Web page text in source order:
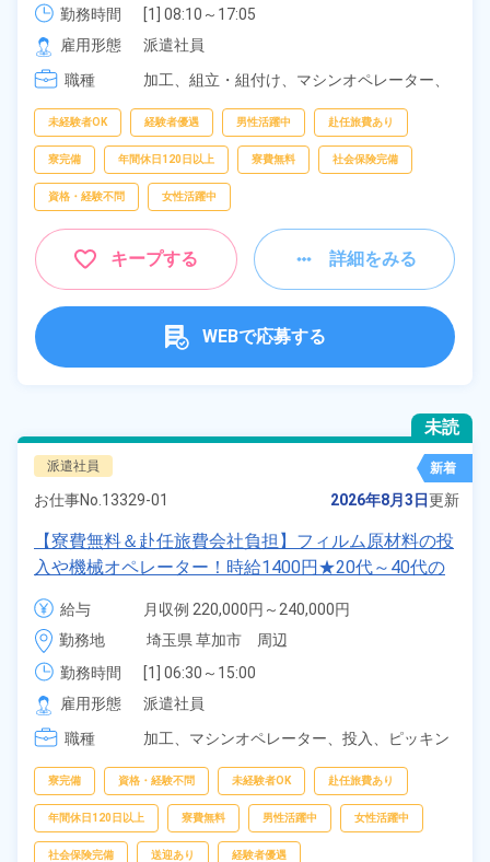
勤務時間
[1] 08:10～17:05
[2] 17:05～02:00
[3] 07:20～15:40
[4] 15:20～23:40
雇用形態
派遣社員
職種
加工、 組立・組付け、 マシンオペレーター、
未経験者OK 経験者優遇 男性活躍中 赴任旅費あり
寮完備 年間休日120日以上 寮費無料 社会保険完備
資格・経験不問 女性活躍中
キープする 詳細をみる
WEBで応募する
未読
派遣社員 新着
お仕事No. 13329-01 2026年8月3日更新
【寮費無料＆赴任旅費会社負担】フィルム原材料の投
入や機械オペレーター！時給1400円★20代～40代の
男女活躍中★社員食堂あり！日払いあり！残業少な
め！作業着無償貸与◎《埼玉県草加市》
給与
月収例 220,000円～240,000円
時給 1,400円～1,400円
勤務地
埼玉県 草加市　周辺
勤務時間
[1] 06:30～15:00
[2] 08:30～17:00
[3] 14:30～23:00
[4] 22:30～07:00
雇用形態
派遣社員
職種
加工、 マシンオペレーター、 投入、
ピッキン
寮完備 資格・経験不問 未経験者OK 赴任旅費あり
年間休日120日以上 寮費無料 男性活躍中 女性活躍中
社会保険完備 送迎あり 経験者優遇